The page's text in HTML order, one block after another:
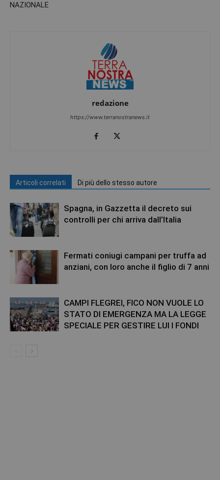
NAZIONALE
redazione
https://www.terranostranews.it
Articoli correlati Di più dello stesso autore
Spagna, in Gazzetta il decreto sui
controlli per chi arriva dall’Italia
Fermati coniugi campani per truffa ad
anziani, con loro anche il figlio di 7 anni
CAMPI FLEGREI, FICO NON VUOLE LO
STATO DI EMERGENZA MA LA LEGGE
SPECIALE PER GESTIRE LUI I FONDI